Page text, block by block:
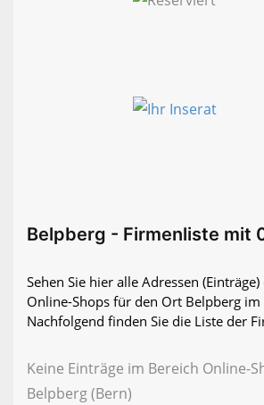
Belpberg - Firmenliste mit
Sehen Sie hier alle Adressen
Online-Shops für den Ort Belpberg im
Nachfolgend finden Sie die Liste der
Keine Einträge im Bereich Online-
Belpberg (Bern)